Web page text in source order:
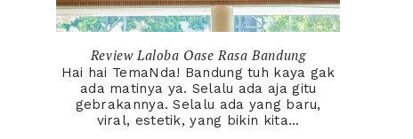
Review Laloba Oase Rasa Bandung
Hai hai TemaNda! Bandung tuh kaya gak
ada matinya ya. Selalu ada aja gitu
gebrakannya. Selalu ada yang baru,
viral, estetik, yang bikin kita...